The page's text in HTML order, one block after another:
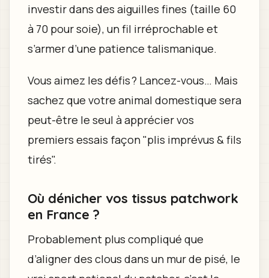
investir dans des aiguilles fines (taille 60
à 70 pour soie), un fil irréprochable et
s’armer d’une patience talismanique.
Vous aimez les défis ? Lancez-vous… Mais
sachez que votre animal domestique sera
peut-être le seul à apprécier vos
premiers essais façon "plis imprévus & fils
tirés".
Où dénicher vos tissus patchwork
en France ?
Probablement plus compliqué que
d’aligner des clous dans un mur de pisé, le